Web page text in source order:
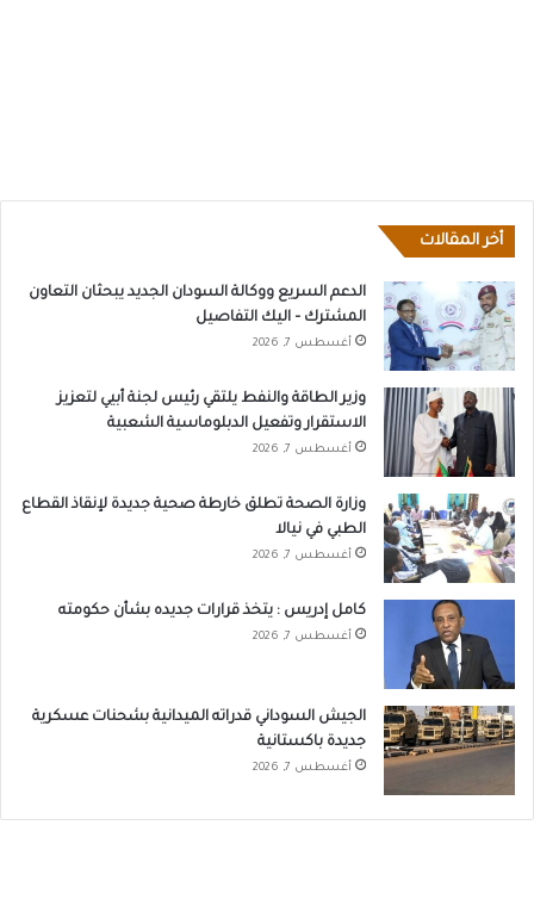
أخر المقالات
الدعم السريع ووكالة السودان الجديد يبحثان التعاون
المشترك – اليك التفاصيل
أغسطس 7, 2026
وزير الطاقة والنفط يلتقي رئيس لجنة أبيي لتعزيز
الاستقرار وتفعيل الدبلوماسية الشعبية
أغسطس 7, 2026
وزارة الصحة تطلق خارطة صحية جديدة لإنقاذ القطاع
الطبي في نيالا
أغسطس 7, 2026
كامل إدريس : يتخذ قرارات جديده بشأن حكومته
أغسطس 7, 2026
الجيش السوداني قدراته الميدانية بشحنات عسكرية
جديدة باكستانية
أغسطس 7, 2026